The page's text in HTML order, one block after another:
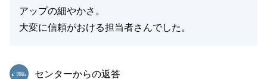
アップの細やかさ。
大変に信頼がおける担当者さんでした。
東急リバブル
センターからの返答